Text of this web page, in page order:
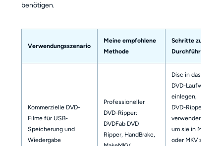
benötigen.
Verwendungsszenario
Meine empfohlene
Methode
Schritte zur
Durchführung
Kommerzielle DVD-
Filme für USB-
Speicherung und
Wiedergabe
Professioneller
DVD-Ripper:
DVDFab DVD
Ripper, HandBrake,
Disc in das
DVD-Laufwerk
einlegen,
DVD-Ripper
verwenden,
um sie in MP4
oder MKV zu